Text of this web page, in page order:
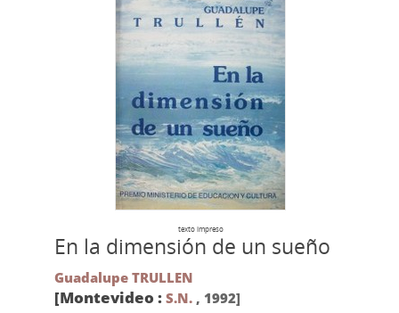
texto impreso
En la dimensión de un sueño
Guadalupe TRULLEN
[Montevideo : S.N., 1992]